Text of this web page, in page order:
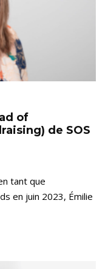
of
de SOS
tant que
en juin 2023, Émilie